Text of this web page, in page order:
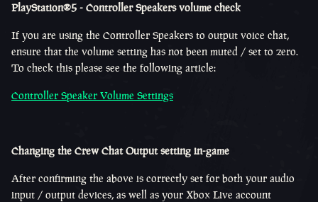
PlayStation®5 - Controller Speakers volume check
If you are using the Controller Speakers to output voice chat,
ensure that the volume setting has not been muted / set to zero.
To check this please see the following article:
Controller Speaker Volume Settings
Changing the Crew Chat Output setting in-game
After confirming the above is correctly set for both your audio
input / output devices, as well as your Xbox Live account